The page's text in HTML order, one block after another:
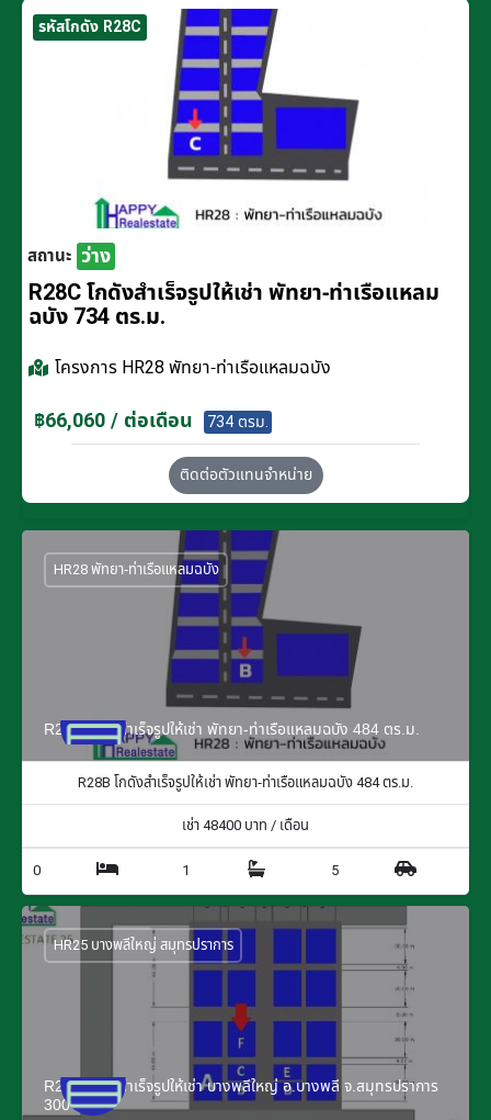
รหัสโกดัง R28C
สถานะ ว่าง
R28C โกดังสำเร็จรูปให้เช่า พัทยา-ท่าเรือแหลม
ฉบัง 734 ตร.ม.
โครงการ HR28 พัทยา-ท่าเรือแหลมฉบัง
฿66,060 / ต่อเดือน 734 ตรม.
ติดต่อตัวแทนจำหน่าย
R28B โกดังสำเร็จรูปให้เช่า พัทยา-ท่าเรือแหลมฉบัง 484 ตร.ม.
HR28 พัทยา-ท่าเรือแหลมฉบัง
R28B โกดังสำเร็จรูปให้เช่า พัทยา-ท่าเรือแหลมฉบัง 484 ตร.ม.
เช่า48400 บาท / เดือน
0 1 5
R25F โกดังสำเร็จรูปให้เช่า บางพลีใหญ่ อ.บางพลี จ.สมุทรปราการ
300 ตรม.
HR25 บางพลีใหญ่ สมุทรปราการ